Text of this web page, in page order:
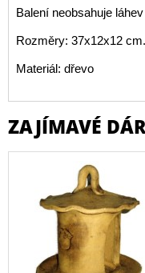
Balení neobsahuje
Rozměry: 37x12x12 cm.
Materiál: dřevo
ZAJÍMAVÉ